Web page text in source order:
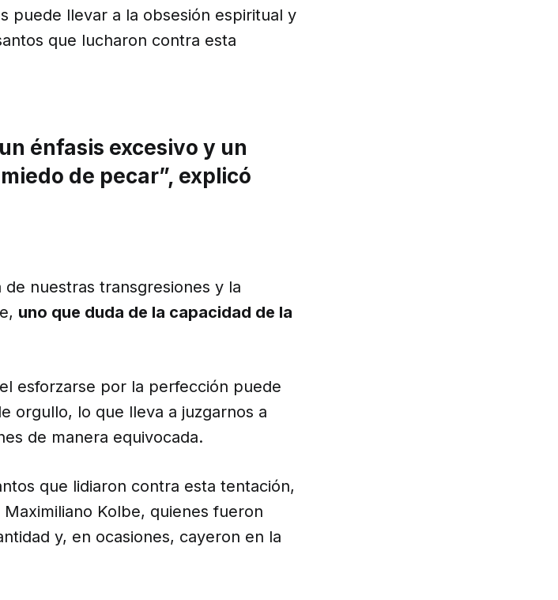
puede llevar a la obsesión espiritual y
que lucharon contra esta
énfasis excesivo y un
de pecar”, explicó
nuestras transgresiones y la
uno que duda de la capacidad de la
esforzarse por la perfección puede
orgullo, lo que lleva a juzgarnos a
de manera equivocada.
que lidiaron contra esta tentación,
Kolbe, quienes fueron
y, en ocasiones, cayeron en la